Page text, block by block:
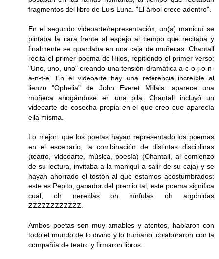
fragmentos del libro de Luis Luna. "El árbol crece adentro".
En el segundo videoarte/representación, un(a) maniquí se
pintaba la cara frente al espejo al tiempo que recitaba y
finalmente se guardaba en una caja de muñecas. Chantall
recita el primer poema de Hilos, repitiendo el primer verso:
"Uno, uno, uno" creando una tensión dramática a-c-o-j-o-n-
a-n-t-e. En el videoarte hay una referencia increíble al
lienzo "Ophelia" de John Everet Millais: aparece una
muñeca ahogándose en una pila. Chantall incluyó un
videoarte de cosecha propia en el que creo que aparecía
ella misma.
Lo mejor: que los poetas hayan representado los poemas
en el escenario, la combinación de distintas disciplinas
(teatro, videoarte, música, poesía) (Chantall, al comienzo
de su lectura, invitaba a la maniquí a salir de su caja) y se
hayan ahorrado el tostón al que estamos acostumbrados:
este es Pepito, ganador del premio tal, este poema significa
cual, oh nereidas oh nínfulas oh argónidas
ZZZZZZZZZZZZ.
Ambos poetas son muy amables y atentos, hablaron con
todo el mundo de lo divino y lo humano, colaboraron con la
compañía de teatro y firmaron libros.